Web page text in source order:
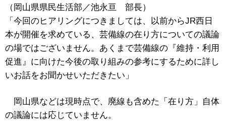
（岡山県県民生活部／池永亘 部長）
「今回のヒアリングにつきましては、以前からJR西日
本が開催を求めている、芸備線の在り方についての議論
の場ではございません。あくまで芸備線の『維持・利用
促進』に向けた今後の取り組みの参考にするために詳し
いお話をお聞かせいただきたい」
岡山県などは現時点で、廃線も含めた「在り方」自体
の議論には応じていません。